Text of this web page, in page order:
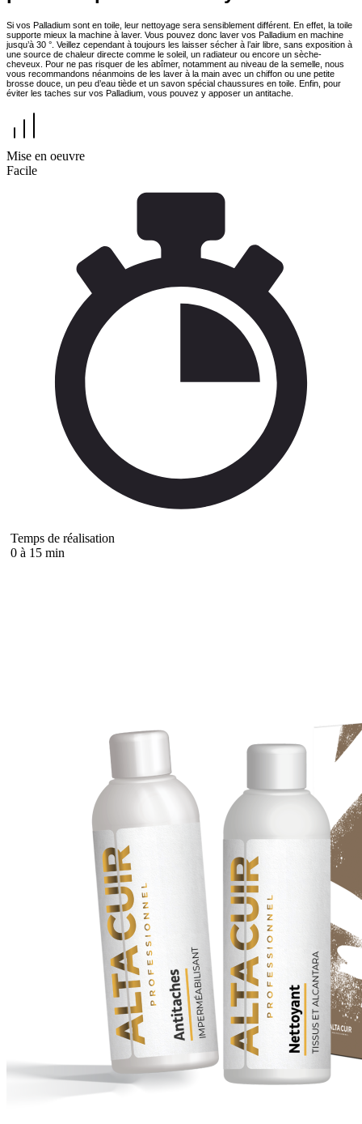
Si vos Palladium sont en toile, leur nettoyage sera sensiblement différent. En effet, la toile
supporte mieux la machine à laver. Vous pouvez donc laver vos Palladium en machine
jusqu’à 30 °. Veillez cependant à toujours les laisser sécher à l’air libre, sans exposition à
une source de chaleur directe comme le soleil, un radiateur ou encore un sèche-
cheveux. Pour ne pas risquer de les abîmer, notamment au niveau de la semelle, nous
vous recommandons néanmoins de les laver à la main avec un chiffon ou une petite
brosse douce, un peu d’eau tiède et un savon spécial chaussures en toile. Enfin, pour
éviter les taches sur vos Palladium, vous pouvez y apposer un antitache.
Mise en oeuvre
Facile
Temps de réalisation
0 à 15 min